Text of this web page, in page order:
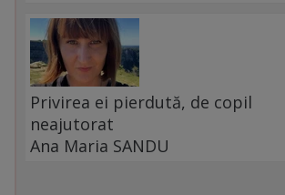
Privirea ei pierdută, de copil
neajutorat
Ana Maria SANDU